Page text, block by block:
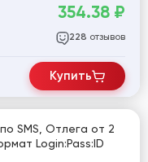
354.38 ₽
228 отзывов
Купить
SMS, Отлега от 2
формат Login:Pass:ID